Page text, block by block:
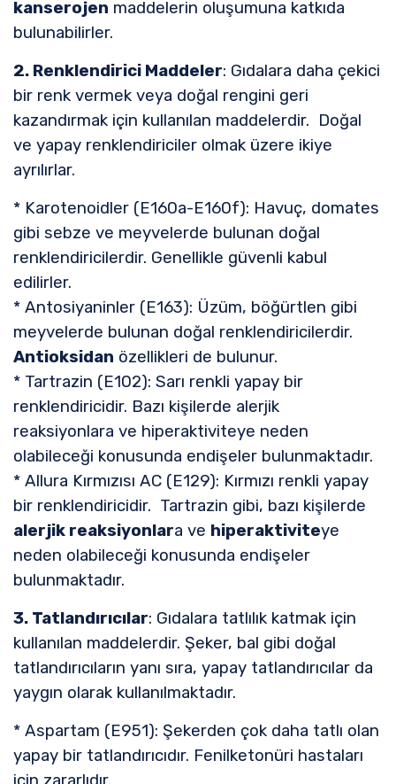
kanserojen maddelerin oluşumuna katkıda
bulunabilirler.
2. Renklendirici Maddeler: Gıdalara daha çekici
bir renk vermek veya doğal rengini geri
kazandırmak için kullanılan maddelerdir. Doğal
ve yapay renklendiriciler olmak üzere ikiye
ayrılırlar.
* Karotenoidler (E160a-E160f): Havuç, domates
gibi sebze ve meyvelerde bulunan doğal
renklendiricilerdir. Genellikle güvenli kabul
edilirler.
* Antosiyaninler (E163): Üzüm, böğürtlen gibi
meyvelerde bulunan doğal renklendiricilerdir.
Antioksidan özellikleri de bulunur.
* Tartrazin (E102): Sarı renkli yapay bir
renklendiricidir. Bazı kişilerde alerjik
reaksiyonlara ve hiperaktiviteye neden
olabileceği konusunda endişeler bulunmaktadır.
* Allura Kırmızısı AC (E129): Kırmızı renkli yapay
bir renklendiricidir. Tartrazin gibi, bazı kişilerde
alerjik reaksiyonlara ve hiperaktiviteye
neden olabileceği konusunda endişeler
bulunmaktadır.
3. Tatlandırıcılar: Gıdalara tatlılık katmak için
kullanılan maddelerdir. Şeker, bal gibi doğal
tatlandırıcıların yanı sıra, yapay tatlandırıcılar da
yaygın olarak kullanılmaktadır.
* Aspartam (E951): Şekerden çok daha tatlı olan
yapay bir tatlandırıcıdır. Fenilketonüri hastaları